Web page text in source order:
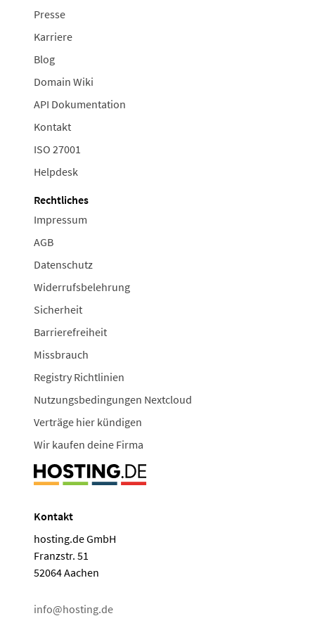
Presse
Karriere
Blog
Domain Wiki
API Dokumentation
Kontakt
ISO 27001
Helpdesk
Rechtliches
Impressum
AGB
Datenschutz
Widerrufsbelehrung
Sicherheit
Barrierefreiheit
Missbrauch
Registry Richtlinien
Nutzungsbedingungen Nextcloud
Verträge hier kündigen
Wir kaufen deine Firma
Kontakt
hosting.de GmbH
Franzstr. 51
52064 Aachen
info@hosting.de